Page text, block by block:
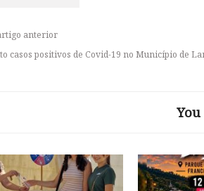
anterior
casos positivos de Covid-19 no Município de